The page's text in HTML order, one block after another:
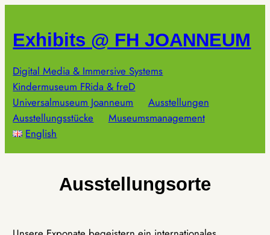
springen
Exhibits @ FH JOANNEUM
Digital Media & Immersive Systems
Kindermuseum FRida & freD
Universalmuseum Joanneum
Ausstellungen
Ausstellungsstücke
Museumsmanagement
English
Ausstellungsorte